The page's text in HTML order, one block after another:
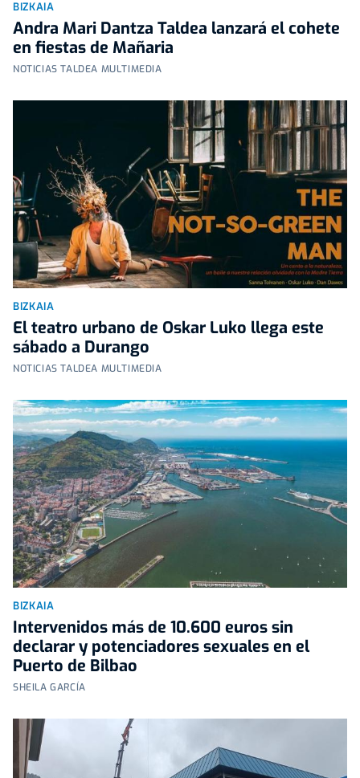
BIZKAIA
Andra Mari Dantza Taldea lanzará el cohete
en fiestas de Mañaria
NOTICIAS TALDEA MULTIMEDIA
BIZKAIA
El teatro urbano de Oskar Luko llega este
sábado a Durango
NOTICIAS TALDEA MULTIMEDIA
BIZKAIA
Intervenidos más de 10.600 euros sin
declarar y potenciadores sexuales en el
Puerto de Bilbao
SHEILA GARCÍA